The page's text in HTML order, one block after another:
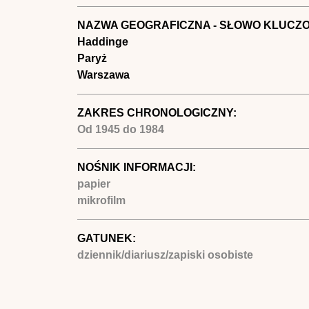
NAZWA GEOGRAFICZNA - SŁOWO
Haddinge
Paryż
Warszawa
ZAKRES CHRONOLOGICZNY:
Od 1945do 1984
NOŚNIK INFORMACJI:
papier
mikrofilm
GATUNEK:
dziennik/diariusz/zapiski osobiste